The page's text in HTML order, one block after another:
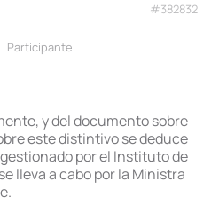
#382832
Participante
y del documento sobre
este distintivo se deduce
por el Instituto de
lleva a cabo por la Ministra